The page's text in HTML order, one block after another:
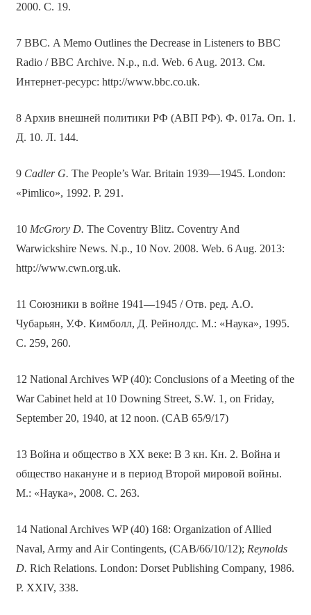
2000. С. 19.
7 ВВС. A Memo Outlines the Decrease in Listeners to BBC
Radio / ВВС Archive. N.p., n.d. Web. 6 Aug. 2013. См.
Интернет-ресурс: http://www.bbc.co.uk.
8 Архив внешней политики РФ (АВП РФ). Ф. 017а. Oп. 1.
Д. 10. Л. 144.
9Cadler G. The People’s War. Britain 1939—1945. London:
«Pimlico», 1992. P. 291.
10McGrory D. The Coventry Blitz. Coventry And
Warwickshire News. N.p., 10 Nov. 2008. Web. 6 Aug. 2013:
http://www.cwn.org.uk.
11 Союзники в войне 1941—1945 / Отв. ред. А.О.
Чубарьян, У.Ф. Кимболл, Д. Рейнолдс. М.: «Наука», 1995.
С. 259, 260.
12 National Archives WP (40): Conclusions of a Meeting of the
War Cabinet held at 10 Downing Street, S.W. 1, on Friday,
September 20, 1940, at 12 noon. (CAB 65/9/17)
13 Война и общество в ХХ веке: В 3 кн. Кн. 2. Война и
общество накануне и в период Второй мировой войны.
М.: «Наука», 2008. С. 263.
14 National Archives WP (40) 168: Organization of Allied
Naval, Army and Air Contingents, (CAB/66/10/12); Reynolds
D. Rich Relations. London: Dorset Publishing Company, 1986.
P. XXIV, 338.